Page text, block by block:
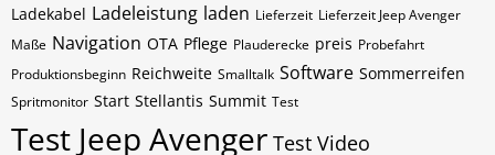
Ladekabel Ladeleistung laden Lieferzeit Lieferzeit Jeep Avenger
Maße Navigation OTA Pflege Plauderecke preis Probefahrt
Produktionsbeginn Reichweite Smalltalk Software Sommerreifen
Spritmonitor Start Stellantis Summit Test
Test Jeep Avenger Test Video